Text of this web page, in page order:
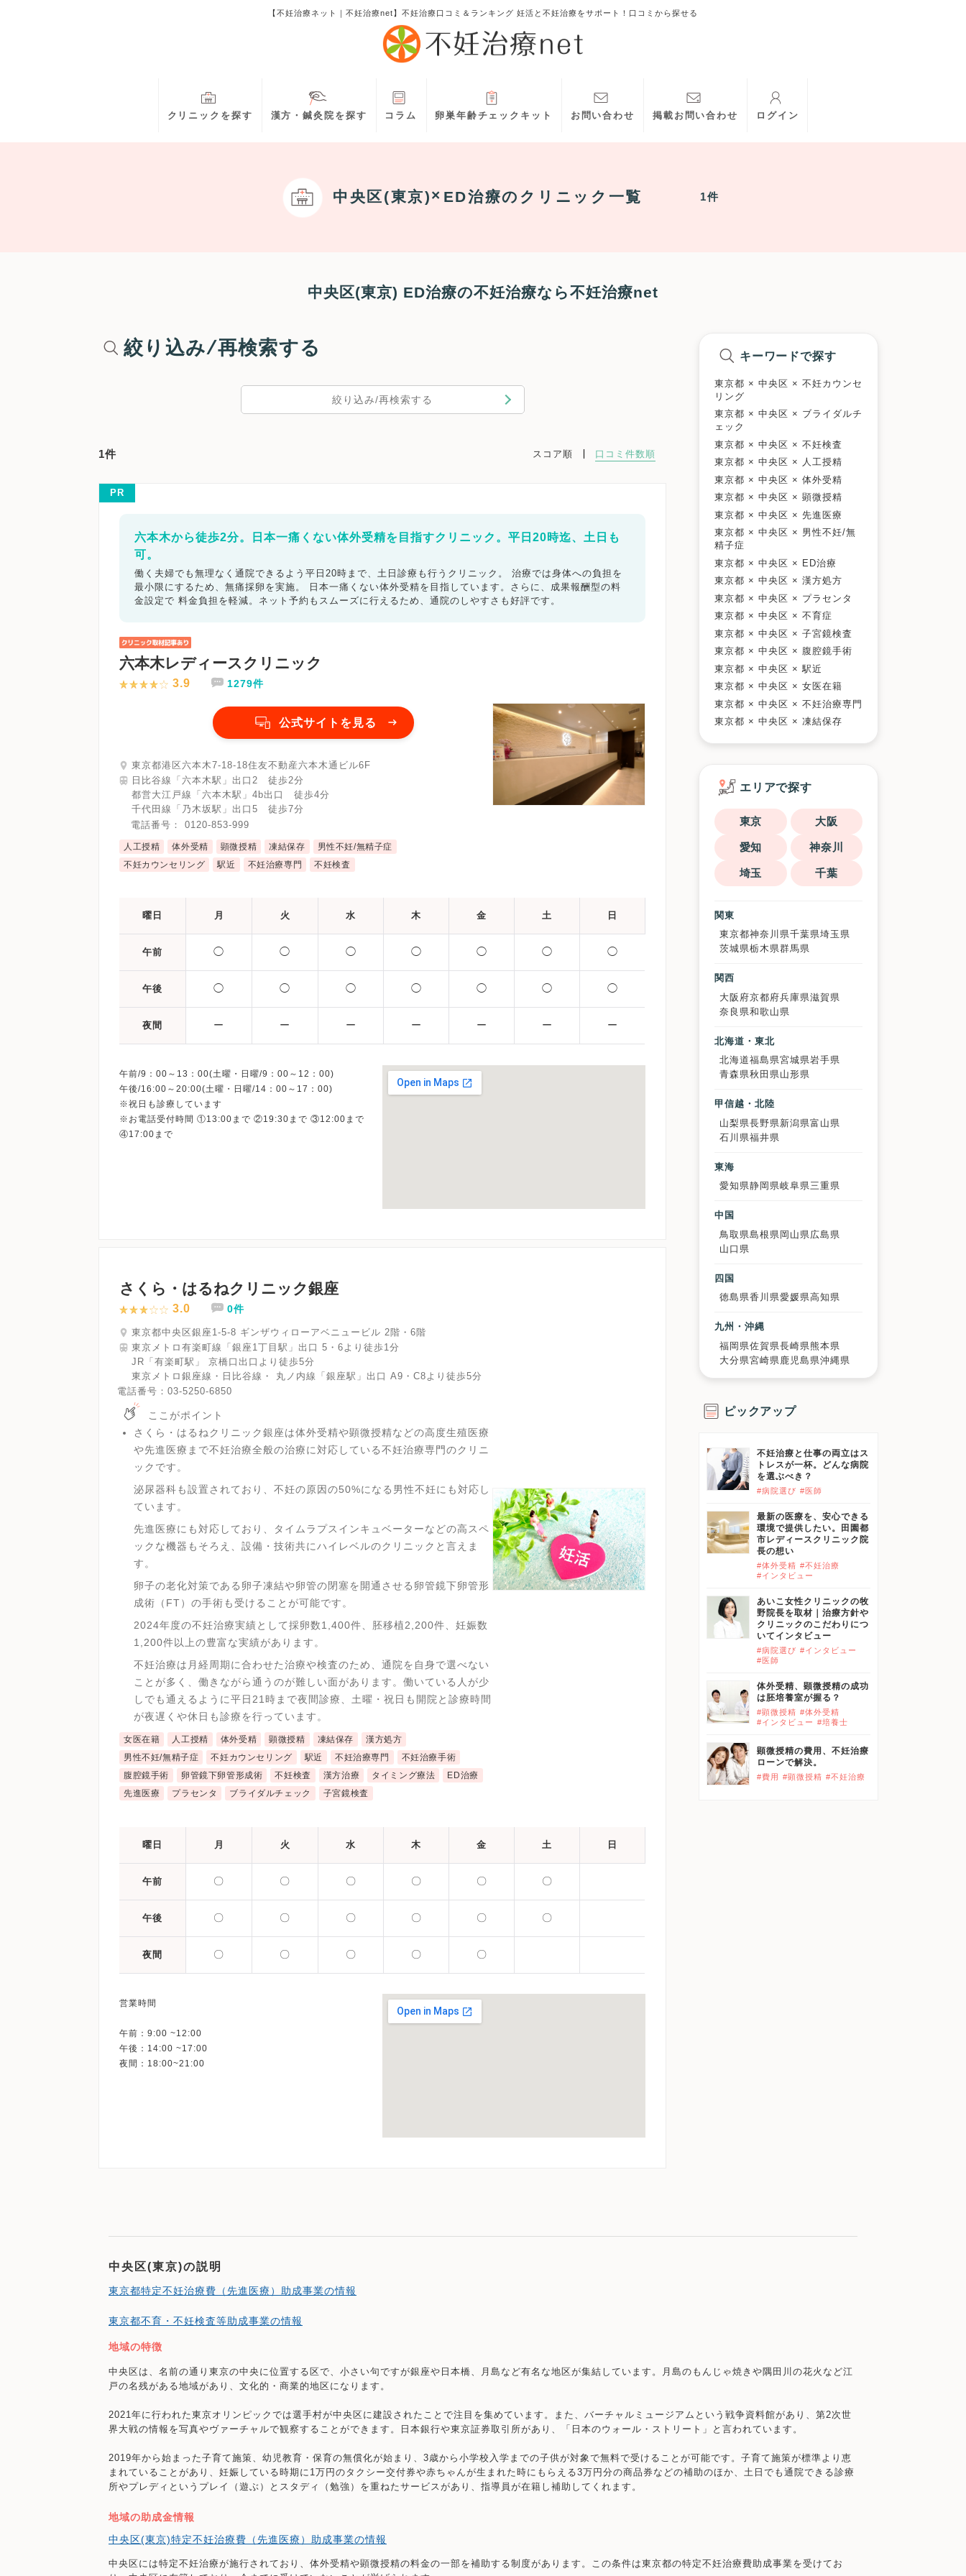
【不妊治療ネット｜不妊治療net】不妊治療口コミ＆ランキング 妊活と不妊治療をサポート！口コミから探せる
クリニックを探す 漢方・鍼灸院を探す コラム 卵巣年齢チェックキット お問い合わせ 掲載お問い合わせ ログイン
中央区(東京) ED治療のクリニック一覧 1件
中央区(東京) ED治療の不妊治療なら不妊治療net
絞り込み/再検索する
絞り込み/再検索する
1件 スコア順 口コミ件数順
PR
六本木から徒歩2分。日本一痛くない体外受精を目指すクリニック。平日20時迄、土日も
可。
働く夫婦でも無理なく通院できるよう平日20時まで、土日診療も行うクリニック。 治療では身体への負担を
最小限にするため、無痛採卵を実施。 日本一痛くない体外受精を目指しています。さらに、成果報酬型の料
金設定で 料金負担を軽減。ネット予約もスムーズに行えるため、通院のしやすさも好評です。
六本木レディースクリニック
3.9 1279件
公式サイトを見る
東京都港区六本木7-18-18住友不動産六本木通ビル6F
日比谷線「六本木駅」出口2 徒歩2分
都営大江戸線「六本木駅」4b出口 徒歩4分
千代田線「乃木坂駅」出口5 徒歩7分
電話番号： 0120-853-999
人工授精 体外受精 顕微授精 凍結保存
男性不妊/無精子症
不妊カウンセリング
駅近 不妊治療専門 不妊検査
曜日 月 火 水 木 金 土 日
午前 ◯ ◯ ◯ ◯ ◯ ◯ ◯
午後 ◯ ◯ ◯ ◯ ◯ ◯ ◯
夜間 ー ー ー ー ー ー ー
午前/9：00～13：00(土曜・日曜/9：00～12：00)
午後/16:00～20:00(土曜・日曜/14：00～17：00)
※祝日も診療しています
※お電話受付時間 ①13:00まで ②19:30まで ③12:00まで
さくら・はるねクリニック銀座
3.0 0件
東京都中央区銀座1-5-8 ギンザウィローアベニュービル 2階・6階
東京メトロ有楽町線「銀座1丁目駅」出口 5・6より徒歩1分
JR「有楽町駅」 京橋口出口より徒歩5分
東京メトロ銀座線・日比谷線・ 丸ノ内線「銀座駅」出口 A9・C8より徒歩5分
電話番号： 03-5250-6850
ここがポイント
さくら・はるねクリニック銀座は体外受精や顕微授精などの高度生殖医療
や先進医療まで不妊治療全般の治療に対応している不妊治療専門のクリニ
ックです。
泌尿器科も設置されており、不妊の原因の50%になる男性不妊にも対応し
ています。
先進医療にも対応しており、タイムラプスインキュベーターなどの高スペ
ックな機器もそろえ、設備・技術共にハイレベルのクリニックと言えま
す。
卵子の老化対策である卵子凍結や卵管の閉塞を開通させる卵管鏡下卵管形
成術（FT）の手術も受けることが可能です。
2024年度の不妊治療実績として採卵数1,400件、胚移植2,200件、妊娠数
1,200件以上の豊富な実績があります。
不妊治療は月経周期に合わせた治療や検査のため、通院を自身で選べない
ことが多く、働きながら通うのが難しい面があります。働いている人が少
しでも通えるように平日21時まで夜間診療、土曜・祝日も開院と診療時間
が夜遅くや休日も診療を行っています。
女医在籍 人工授精 体外受精 顕微授精 凍結保存
漢方処方
男性不妊/無精子症
不妊カウンセリング 駅近 不妊治療専門
不妊治療手術
腹腔鏡手術
卵管鏡下卵管形成術 不妊検査 漢方治療 タイミング療法
ED治療
先進医療
プラセンタ ブライダルチェック 子宮鏡検査
曜日 月 火 水 木 金 土 日
午前 〇 〇 〇 〇 〇 〇
午後 〇 〇 〇 〇 〇 〇
夜間 〇 〇 〇 〇 〇
営業時間
午前：9:00 ~12:00
午後：14:00 ~17:00
キーワードで探す
東京都 × 中央区 × 不妊カウンセ
リング
東京都 × 中央区 × ブライダルチ
ェック
東京都 × 中央区 × 不妊検査
東京都 × 中央区 × 人工授精
東京都 × 中央区 × 体外受精
東京都 × 中央区 × 顕微授精
東京都 × 中央区 × 先進医療
東京都 × 中央区 × 男性不妊/無
精子症
東京都 × 中央区 × ED治療
東京都 × 中央区 × 漢方処方
東京都 × 中央区 × プラセンタ
東京都 × 中央区 × 不育症
東京都 × 中央区 × 子宮鏡検査
東京都 × 中央区 × 腹腔鏡手術
東京都 × 中央区 × 駅近
東京都 × 中央区 × 女医在籍
東京都 × 中央区 × 不妊治療専門
東京都 × 中央区 × 凍結保存
エリアで探す
東京 大阪
愛知 神奈川
埼玉 千葉
関東
東京都神奈川県千葉県埼玉県
茨城県栃木県群馬県
関西
大阪府京都府兵庫県滋賀県
奈良県和歌山県
北海道・東北
北海道福島県宮城県岩手県
青森県秋田県山形県
甲信越・北陸
山梨県長野県 新潟県富山県
石川県福井県
東海
愛知県静岡県岐阜県三重県
中国
鳥取県島根県 岡山県 広島県
山口県
四国
徳島県香川県愛媛県高知県
九州・沖縄
福岡県佐賀県長崎県 熊本県
大分県宮崎県 鹿児島県沖縄県
ピックアップ
不妊治療と仕事の両立はス
トレスが一杯。どんな病院
を選ぶべき？
#病院選び #医師
最新の医療を、安心できる
環境で提供したい。田園都
市レディースクリニック院
長の想い
#体外受精 #不妊治療
#インタビュー
あいこ女性クリニックの牧
野院長を取材｜治療方針や
クリニックのこだわりにつ
いてインタビュー
#病院選び #インタビュー
#医師
体外受精、顕微授精の成功
は胚培養室が握る？
#顕微授精 #体外受精
#インタビュー #培養士
顕微授精の費用、不妊治療
ローンで解決。
#費用 #顕微授精 #不妊治療
中央区(東京)の説明
東京都特定不妊治療費（先進医療）助成事業の情報
東京都不育・不妊検査等助成事業の情報
地域の特徴
中央区は、名前の通り東京の中央に位置する区で、小さい句ですが銀座や日本橋、月島など有名な地区が集結しています。月島のもんじゃ焼きや隅田川の花火など江
戸の名残がある地域があり、文化的・商業的地区になります。
2021年に行われた東京オリンピックでは選手村が中央区に建設されたことで注目を集めています。また、バーチャルミュージアムという戦争資料館があり、第2次世
界大戦の情報を写真やヴァーチャルで観察することができます。日本銀行や東京証券取引所があり、「日本のウォール・ストリート」と言われています。
2019年から始まった子育て施策、幼児教育・保育の無償化が始まり、3歳から小学校入学までの子供が対象で無料で受けることが可能です。子育て施策が標準より恵
まれていることがあり、妊娠している時期に1万円のタクシー交付券や赤ちゃんが生まれた時にもらえる3万円分の商品券などの補助のほか、土日でも通院できる診療
所やプレディというプレイ（遊ぶ）とスタディ（勉強）を重ねたサービスがあり、指導員が在籍し補助してくれます。
地域の助成金情報
中央区(東京)特定不妊治療費（先進医療）助成事業の情報
中央区には特定不妊治療が施行されており、体外受精や顕微授精の料金の一部を補助する制度があります。この条件は東京都の特定不妊治療費助成事業を受けてお